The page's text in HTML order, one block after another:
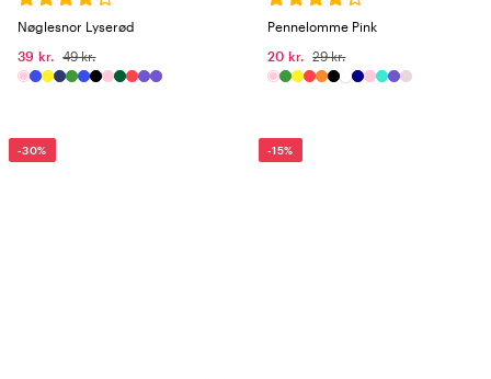
Nøglesnor Lyserød
39 kr.
49 kr.
Pennelomme Pink
20 kr.
29 kr.
-30% -15%